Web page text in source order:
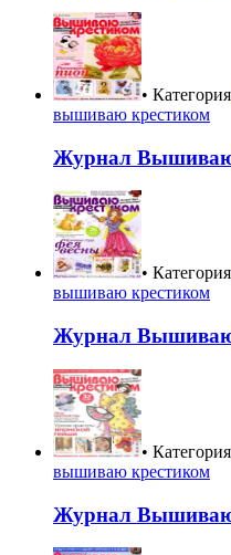
•
вышиваю крестиком
Журнал Вышиваю
•
вышиваю крестиком
Журнал Вышиваю
•
вышиваю крестиком
Журнал Вышиваю